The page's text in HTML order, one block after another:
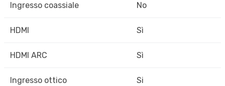
Ingresso coassiale No
HDMI Sì
HDMI ARC Sì
Ingresso ottico Si